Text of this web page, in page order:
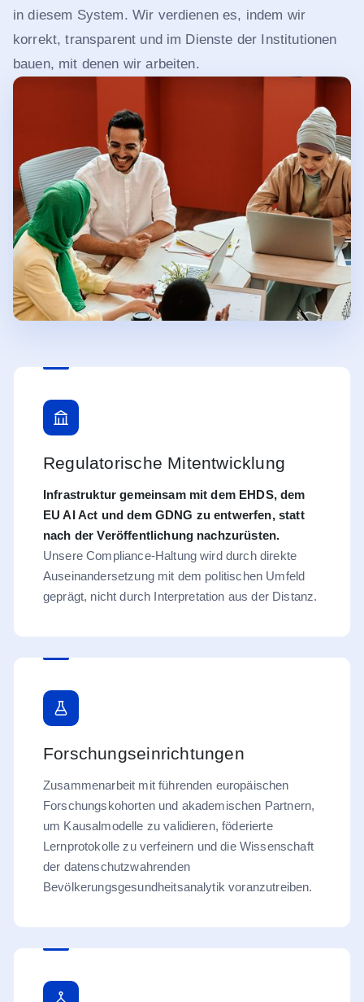
in diesem System. Wir verdienen es, indem wir
korrekt, transparent und im Dienste der Institutionen
bauen, mit denen wir arbeiten.
Regulatorische Mitentwicklung
Infrastruktur gemeinsam mit dem EHDS, dem
EU AI Act und dem GDNG zu entwerfen, statt
nach der Veröffentlichung nachzurüsten.
Unsere Compliance-Haltung wird durch direkte
Auseinandersetzung mit dem politischen Umfeld
geprägt, nicht durch Interpretation aus der Distanz.
Forschungseinrichtungen
Zusammenarbeit mit führenden europäischen
Forschungskohorten und akademischen Partnern,
um Kausalmodelle zu validieren, föderierte
Lernprotokolle zu verfeinern und die Wissenschaft
der datenschutzwahrenden
Bevölkerungsgesundheitsanalytik voranzutreiben.